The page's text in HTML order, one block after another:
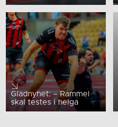
Gladnyhet: – Rammel
skal testes i helga